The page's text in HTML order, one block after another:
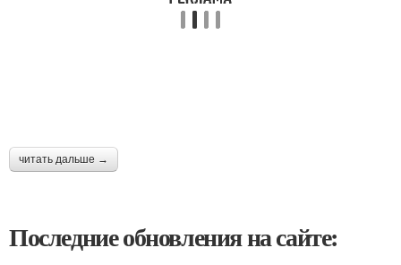
читать дальше →
Последние обновления на сайте: